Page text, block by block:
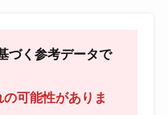
づく参考データで
可能性がありま